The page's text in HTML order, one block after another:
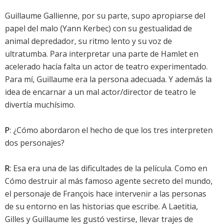
Guillaume Gallienne, por su parte, supo apropiarse del
papel del malo (Yann Kerbec) con su gestualidad de
animal depredador, su ritmo lento y su voz de
ultratumba. Para interpretar una parte de Hamlet en
acelerado hacía falta un actor de teatro experimentado.
Para mí, Guillaume era la persona adecuada. Y además la
idea de encarnar a un mal actor/director de teatro le
divertía muchísimo.
P: ¿Cómo abordaron el hecho de que los tres interpreten
dos personajes?
R: Esa era una de las dificultades de la película. Como en
Cómo destruir al más famoso agente secreto del mundo,
el personaje de François hace intervenir a las personas
de su entorno en las historias que escribe. A Laetitia,
Gilles y Guillaume les gustó vestirse, llevar trajes de